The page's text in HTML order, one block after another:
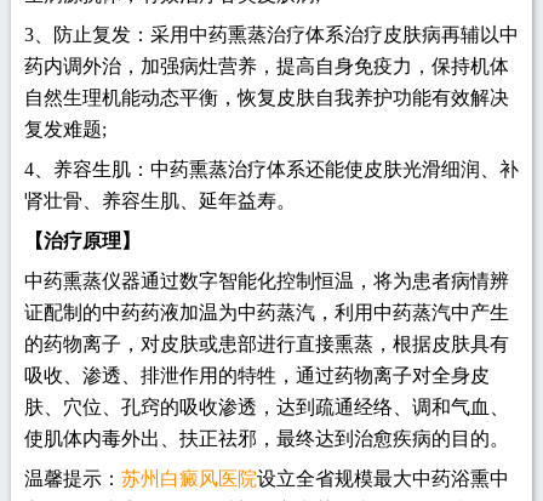
3、防止复发：采用中药熏蒸治疗体系治疗皮肤病再辅以中
药内调外治，加强病灶营养，提高自身免疫力，保持机体
自然生理机能动态平衡，恢复皮肤自我养护功能有效解决
复发难题;
4、养容生肌：中药熏蒸治疗体系还能使皮肤光滑细润、补
肾壮骨、养容生肌、延年益寿。
【治疗原理】
中药熏蒸仪器通过数字智能化控制恒温，将为患者病情辨
证配制的中药药液加温为中药蒸汽，利用中药蒸汽中产生
的药物离子，对皮肤或患部进行直接熏蒸，根据皮肤具有
吸收、渗透、排泄作用的特牲，通过药物离子对全身皮
肤、穴位、孔窍的吸收渗透，达到疏通经络、调和气血、
使肌体内毒外出、扶正祛邪，最终达到治愈疾病的目的。
温馨提示： 苏州白癜风医院设立全省规模最大中药浴熏中